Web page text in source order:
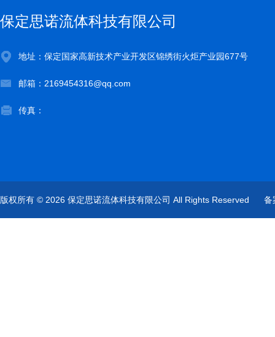
保定思诺流体科技有限公司
地址：保定国家高新技术产业开发区锦绣街火炬产业园677号
邮箱：2169454316@qq.com
传真：
版权所有 © 2026 保定思诺流体科技有限公司 All Rights Reserved 备